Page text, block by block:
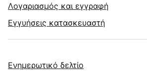
Λογαριασμός και εγγραφή
Εγγυήσεις κατασκευαστή
Ενημερωτικό δελτίο